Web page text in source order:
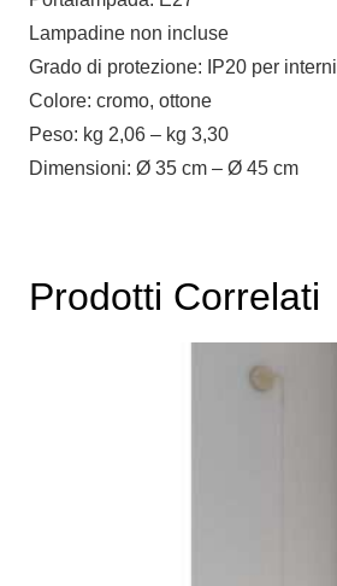
Lampadine non incluse
Grado di protezione: IP20 per interni
Colore: cromo, ottone
Peso: kg 2,06 – kg 3,30
Dimensioni: Ø 35 cm – Ø 45 cm
Prodotti Correlati